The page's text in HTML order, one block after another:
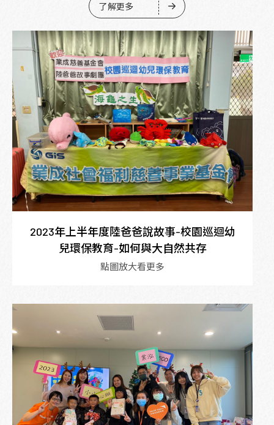
了解更多
2023年上半年度陸爸爸說故事-校園巡迴幼
兒環保教育-如何與大自然共存
點圖放大看更多